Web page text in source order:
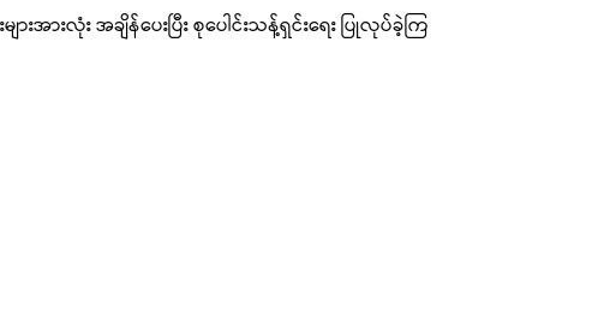
လုံး အချိန်ပေးပြီး စုပေါင်းသန့်ရှင်းရေး ပြုလုပ်ခဲ့ကြ